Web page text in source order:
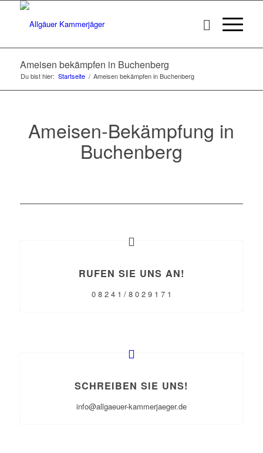
Ameisen bekämpfen in Buchenberg
Du bist hier: Startseite / Ameisen bekämpfen in Buchenberg
Ameisen-Bekämpfung in
Buchenberg
RUFEN SIE UNS AN!
0 8 2 4 1 / 8 0 2 9 1 7 1
SCHREIBEN SIE UNS!
info@allgaeuer-kammerjaeger.de